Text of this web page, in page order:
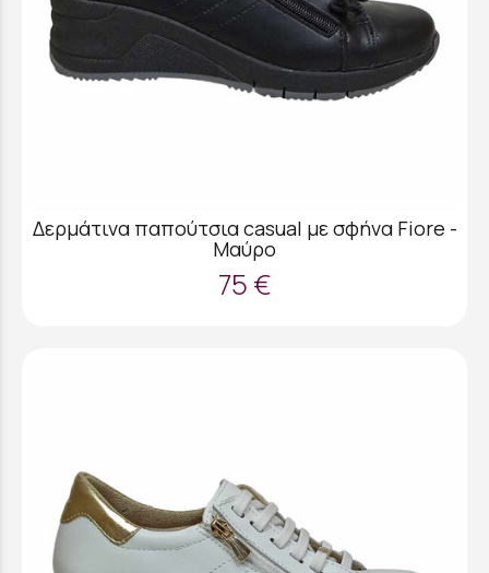
Δερμάτινα παπούτσια casual με σφήνα Fiore -
Μαύρο
75 €